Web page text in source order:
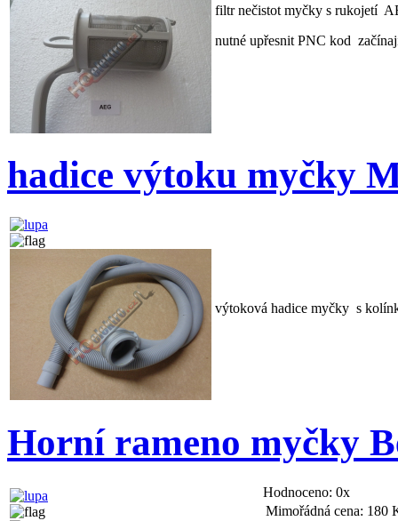
filtr nečistot myčky s rukojetí
nutné upřesnit PNC kod
hadice výtoku myčky
výtoková hadice myčky s
Horní rameno myčky
Hodnoceno: 0x
Mimořádná cena: 180